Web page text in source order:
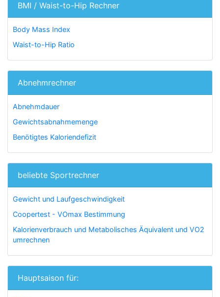
BMI / Waist-to-Hip Rechner
Body Mass Index
Waist-to-Hip Ratio
Abnehmrechner
Abnehmdauer
Gewichtsabnahmemenge
Benötigtes Kaloriendefizit
beliebte Sportrechner
Gewicht und Laufgeschwindigkeit
Coopertest - VOmax Bestimmung
Kalorienverbrauch und Metabolisches Äquivalent und VO2
umrechnen
Hauptsaison für: